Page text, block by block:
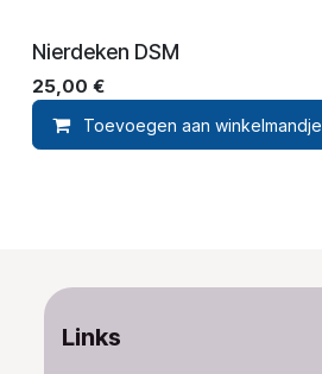
Nierdeken DSM
25,00 €
Toevoegen aan winkelmandje
Links